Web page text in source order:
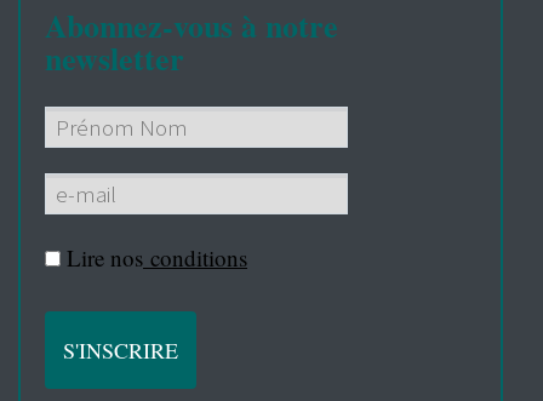
Abonnez-vous à notre
newsletter
Lire nos conditions